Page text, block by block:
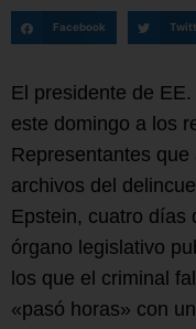
Facebook
El presidente de
este domingo a los
Representantes
archivos del
Epstein, cuatro días
órgano legislativo
los que el criminal
«pasó horas» con